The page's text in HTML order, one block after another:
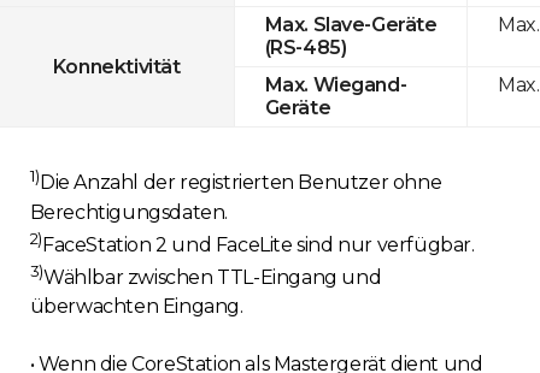
Konnektivität
Max. Slave-Geräte
(RS-485)
Max. Wiegand-
Geräte
1) Die Anzahl der registrierten Benutzer ohne
Berechtigungsdaten.
2)FaceStation 2 und FaceLite sind nur verfügbar.
3)Wählbar zwischen TTL-Eingang und
überwachten Eingang.
• Wenn die CoreStation als Mastergerät dient und